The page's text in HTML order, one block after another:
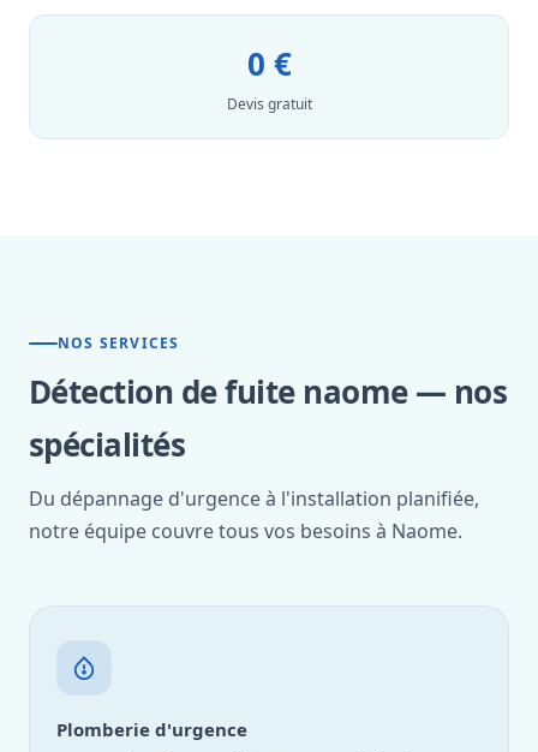
0 €
Devis gratuit
NOS SERVICES
Détection de fuite naome — nos
spécialités
Du dépannage d'urgence à l'installation planifiée,
notre équipe couvre tous vos besoins à Naome.
Plomberie d'urgence